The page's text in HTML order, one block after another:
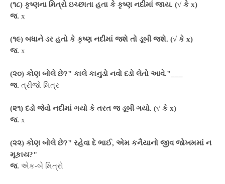
(૧૮) કૃષ્ણના મિત્રો ઇચ્છાતા હતા કે કૃષ્ણ નદીમાં જાય. (√ કે x)
જ. x
(૧૯) બધાને ડર હતો કે કૃષ્ણ નદીમાં જશે તો ડૂબી જશે. (√ કે x)
જ. x
(૨૦) કોણ બોલે છે?" કાલે કાનુડો નવો દડો લેતો આવે."___
જ. ત્રીજો મિત્ર
(૨૧) દડો જેવો નદીમાં ગયો કે તરત જ ડૂબી ગયો. (√ કે x)
જ. x
(૨૨) કોણ બોલે છે?" રહેવા દે ભાઈ, એમ કનૈયાનો જીવ જોખમમાં ન
મૂકાય?"
જ. એક-બે મિત્રો